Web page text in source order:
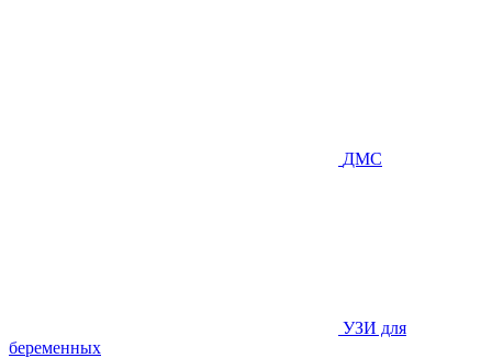
ДМС
УЗИ для
беременных